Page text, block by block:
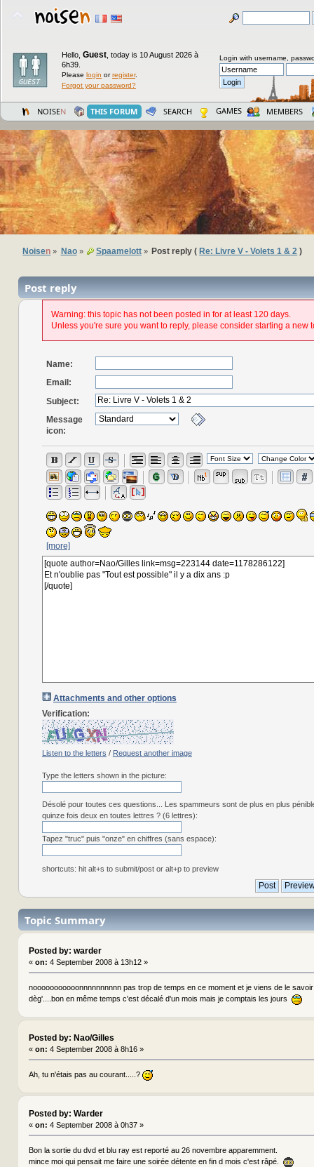
Hello, Guest today is 10 August 2026 à
6h39.
Please login orregister.
Forgot your password?
Login with username,
NOISEN THIS FORUM SEARCH GAMES MEMBERS
Noisen » Nao» Spaamelott» Post reply ( Re: Livre V - Volets 1 & 2 )
Post reply
Warning: this topic has not been posted in for at least 120 days.
Unless you're sure you want to reply, please consider starting a new
Name:
Email:
Subject:
Message
icon:
[more]
Attachments and other options
Verification:
Listen to the letters / Request another image
Type the letters shown in the picture:
Désolé pour toutes ces questions... Les spammeurs sont de plus en plus
quinze fois deux en toutes lettres ? (6 lettres):
Tapez "truc" puis "onze" en chiffres (sans espace):
shortcuts: hit alt+s to submit/post or alt+p to preview
Topic Summary
Posted by: warder
« on: 4 September 2008 à 13h12 »
nooooooooooonnnnnnnnnn pas trop de temps en ce moment et je viens de le
dèg'....bon en même temps c'est décalé d'un mois mais je comptais les jours
Posted by: Nao/Gilles
« on: 4 September 2008 à 8h16 »
Ah, tu n'étais pas au courant.....?
Posted by: Warder
« on: 4 September 2008 à 0h37 »
Bon la sortie du dvd et blu ray est reporté au 26 novembre apparemment.
mince moi qui pensait me faire une soirée détente en fin d mois c'est râpé.